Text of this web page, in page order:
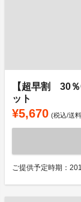
【超早割 30
ット
¥5,670 (税込/送
ご提供予定時期：